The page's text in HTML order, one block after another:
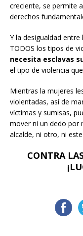
creciente, se permite
derechos
Y la desigualdad
TODOS los tipos de
necesita esclavas
el tipo de violencia
Mientras la mujeres
violentadas, así de
víctimas y sumisas,
mover ni un dedo por
alcalde, ni otro, ni
CONTRA